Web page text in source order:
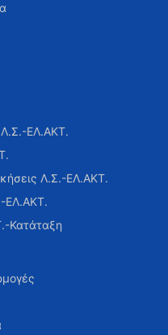
Λ.Σ.-ΕΛ.ΑΚΤ.
Λ.Σ.-ΕΛ.ΑΚΤ.
ΕΛ.ΑΚΤ.
Κατάταξη